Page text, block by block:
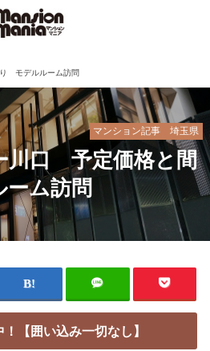
モデルルーム訪問
マンション記事 埼玉県
川口 予定価格と間
ム訪問
【囲い込み一切なし】